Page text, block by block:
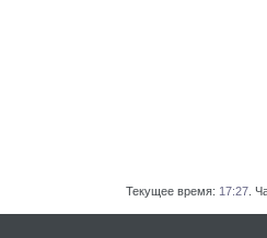
Текущее время: 17:27 .